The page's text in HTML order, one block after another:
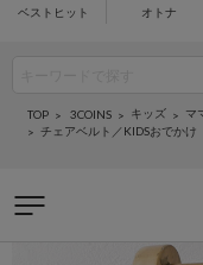
ベストヒット オトナ
TOP 3COINS キッズ マ
チェアベルト／KIDSおでかけ